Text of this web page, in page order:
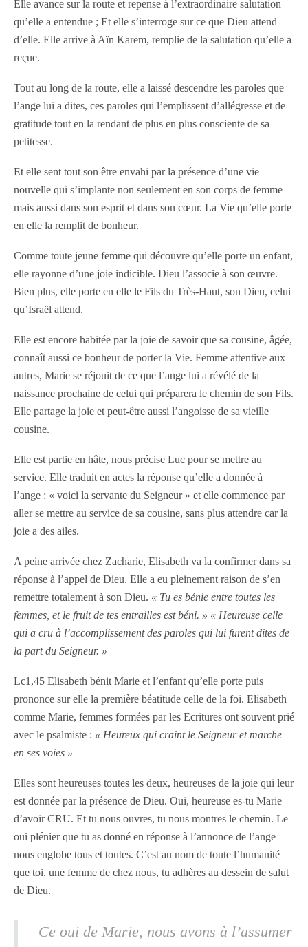
Elle avance sur la route et repense à l’extraordinaire salutation
qu’elle a entendue ; Et elle s’interroge sur ce que Dieu attend
d’elle. Elle arrive à Aïn Karem, remplie de la salutation qu’elle a
reçue.
Tout au long de la route, elle a laissé descendre les paroles que
l’ange lui a dites, ces paroles qui l’emplissent d’allégresse et de
gratitude tout en la rendant de plus en plus consciente de sa
petitesse.
Et elle sent tout son être envahi par la présence d’une vie
nouvelle qui s’implante non seulement en son corps de femme
mais aussi dans son esprit et dans son cœur. La Vie qu’elle porte
en elle la remplit de bonheur.
Comme toute jeune femme qui découvre qu’elle porte un enfant,
elle rayonne d’une joie indicible. Dieu l’associe à son œuvre.
Bien plus, elle porte en elle le Fils du Très-Haut, son Dieu, celui
qu’Israël attend.
Elle est encore habitée par la joie de savoir que sa cousine, âgée,
connaît aussi ce bonheur de porter la Vie. Femme attentive aux
autres, Marie se réjouit de ce que l’ange lui a révélé de la
naissance prochaine de celui qui préparera le chemin de son Fils.
Elle partage la joie et peut-être aussi l’angoisse de sa vieille
cousine.
Elle est partie en hâte, nous précise Luc pour se mettre au
service. Elle traduit en actes la réponse qu’elle a donnée à
l’ange : « voici la servante du Seigneur » et elle commence par
aller se mettre au service de sa cousine, sans plus attendre car la
joie a des ailes.
A peine arrivée chez Zacharie, Elisabeth va la confirmer dans sa
réponse à l’appel de Dieu. Elle a eu pleinement raison de s’en
remettre totalement à son Dieu. « Tu es bénie entre toutes les
femmes, et le fruit de tes entrailles est béni. » « Heureuse celle
qui a cru à l’accomplissement des paroles qui lui furent dites de
la part du Seigneur. »
Lc1,45 Elisabeth bénit Marie et l’enfant qu’elle porte puis
prononce sur elle la première béatitude celle de la foi. Elisabeth
comme Marie, femmes formées par les Ecritures ont souvent prié
avec le psalmiste : « Heureux qui craint le Seigneur et marche
en ses voies »
Elles sont heureuses toutes les deux, heureuses de la joie qui leur
est donnée par la présence de Dieu. Oui, heureuse es-tu Marie
d’avoir CRU. Et tu nous ouvres, tu nous montres le chemin. Le
oui plénier que tu as donné en réponse à l’annonce de l’ange
nous englobe tous et toutes. C’est au nom de toute l’humanité
que toi, une femme de chez nous, tu adhères au dessein de salut
de Dieu.
Ce oui de Marie, nous avons à l’assumer